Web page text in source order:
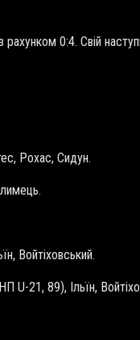
0:4. Свій
Рохас, Сидун.
Войтіховський.
U-21, 89), Ільїн,